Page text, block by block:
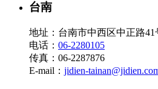
台南
地址：台南市中西区中正路41
电话： 06-2280105
传真：06-2287876
E-mail： jidien-